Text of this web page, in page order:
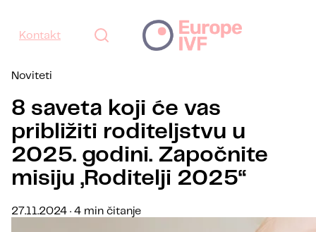
Kontakt
Noviteti
8 saveta koji će vas
približiti roditeljstvu u
2025. godini. Započnite
misiju „Roditelji 2025“
27.11.2024 · 4 min čitanje